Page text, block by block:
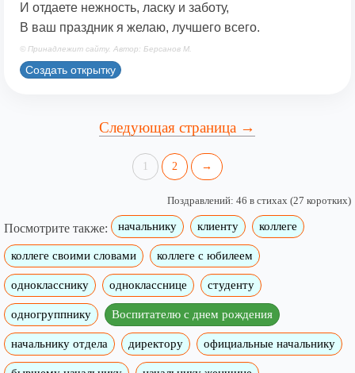
И отдаете нежность, ласку и заботу,
В ваш праздник я желаю, лучшего всего.
© Принадлежит сайту. Автор: Берсанов М.
Создать открытку
Следующая страница →
1 2 →
Поздравлений: 46 в стихах (27 коротких)
Посмотрите также: начальнику клиенту коллеге
коллеге своими словами коллеге с юбилеем
однокласснику однокласснице студенту
одногруппнику Воспитателю с днем рождения
начальнику отдела директору официальные начальнику